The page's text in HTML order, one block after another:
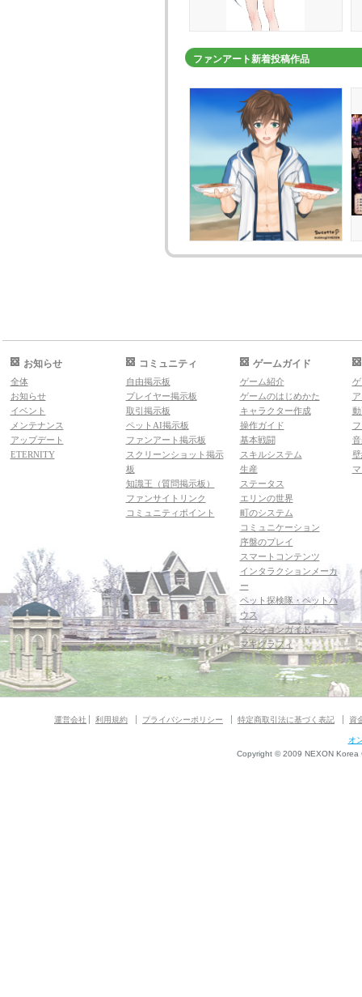
ファンアート新着投稿作品
お知らせ
全体
お知らせ
イベント
メンテナンス
アップデート
ETERNITY
コミュニティ
自由掲示板
プレイヤー掲示板
取引掲示板
ペットAI掲示板
ファンアート掲示板
スクリーンショット掲示
板
知識王（質問掲示板）
ファンサイトリンク
コミュニティポイント
ゲームガイド
ゲーム紹介
ゲームのはじめかた
キャラクター作成
操作ガイド
基本戦闘
スキルシステム
生産
ステータス
エリンの世界
町のシステム
コミュニケーション
序盤のプレイ
スマートコンテンツ
インタラクションメーカ
ー
ペット探検隊・ペットハ
ウス
ダンジョンガイド
マギグラフィ
運営会社 利用規約 プライバシーポリシー 特定商取引法に基づく表記 資
オ
Copyright © 2009 NEXON Korea